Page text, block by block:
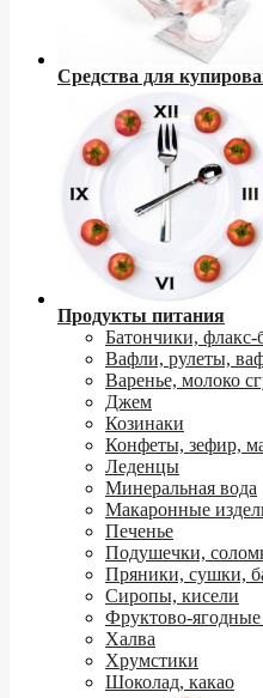
Средства для
Продукты питания
Батончики,
Вафли, рулеты,
Варенье, молоко
Джем
Козинаки
Конфеты, зефир,
Леденцы
Минеральная вода
Макаронные
Печенье
Подушечки,
Пряники, сушки,
Сиропы, кисели
Фруктово-ягодные
Халва
Хрумстики
Шоколад, какао